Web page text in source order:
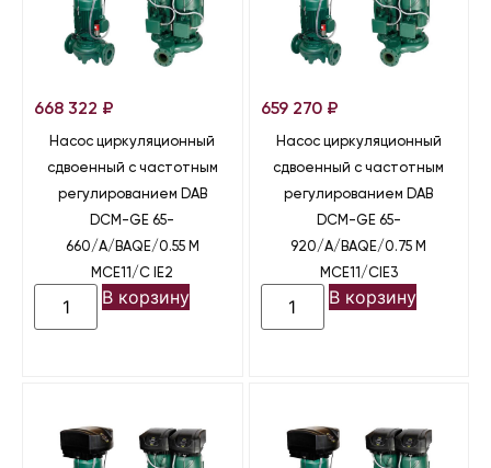
668 322 ₽
Насос циркуляционный
сдвоенный с частотным
регулированием DAB
DCM-GE 65-
660/A/BAQE/0.55 M
MCE11/C IE2
В корзину
659 270 ₽
Насос циркуляционный
сдвоенный с частотным
регулированием DAB
DCM-GE 65-
920/A/BAQE/0.75 M
MCE11/CIE3
В корзину